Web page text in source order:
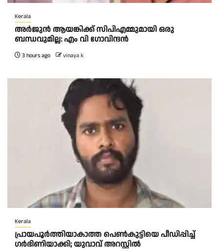
Kerala
അര്‍ജുന്‍ ആയങ്കിക്ക് സിപിഎമ്മുമായി ഒരു
ബന്ധവുമില്ല: എം വി ഗോവിന്ദന്‍
3 hours ago vinaya k
Kerala
പ്രായപൂർത്തിയാകാത്ത പെൺകുട്ടിയെ പീഡിപ്പിച്ച്
ഗർഭിണിയാക്കി; യുവാവ് അറസ്റ്റിൽ